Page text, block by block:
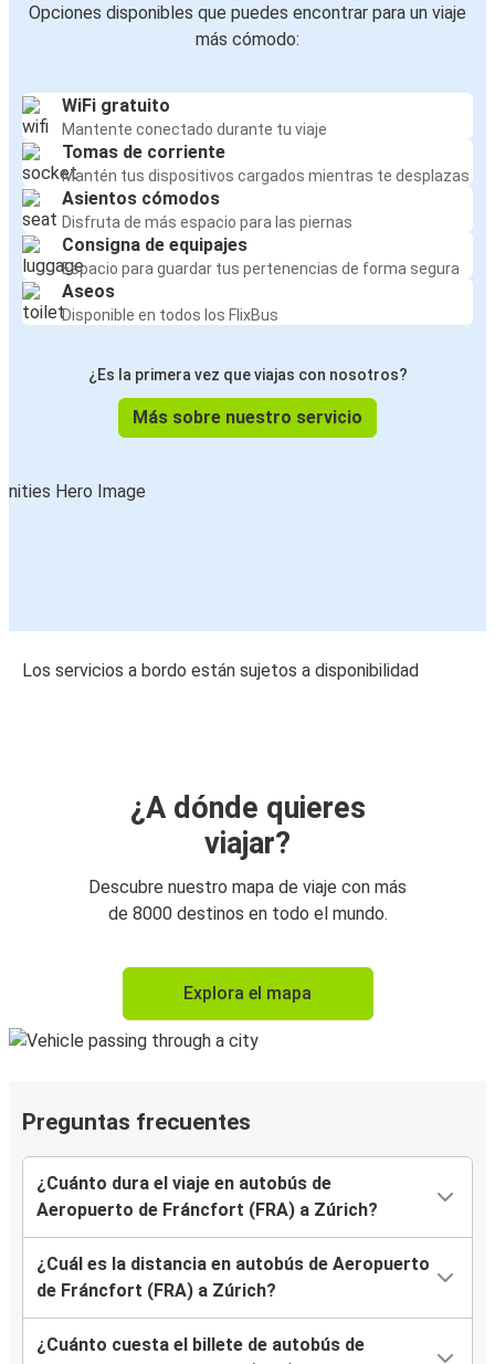
Opciones disponibles que puedes encontrar para un viaje
más cómodo:
WiFi gratuito
Mantente conectado durante tu viaje
Tomas de corriente
Mantén tus dispositivos cargados mientras te desplazas
Asientos cómodos
Disfruta de más espacio para las piernas
Consigna de equipajes
Espacio para guardar tus pertenencias de forma segura
Aseos
Disponible en todos los FlixBus
¿Es la primera vez que viajas con nosotros?
Más sobre nuestro servicio
Los servicios a bordo están sujetos a disponibilidad
¿A dónde quieres
viajar?
Descubre nuestro mapa de viaje con más
de 8000 destinos en todo el mundo.
Explora el mapa
Preguntas frecuentes
¿Cuánto dura el viaje en autobús de
Aeropuerto de Fráncfort (FRA) a Zúrich?
¿Cuál es la distancia en autobús de Aeropuerto
de Fráncfort (FRA) a Zúrich?
¿Cuánto cuesta el billete de autobús de